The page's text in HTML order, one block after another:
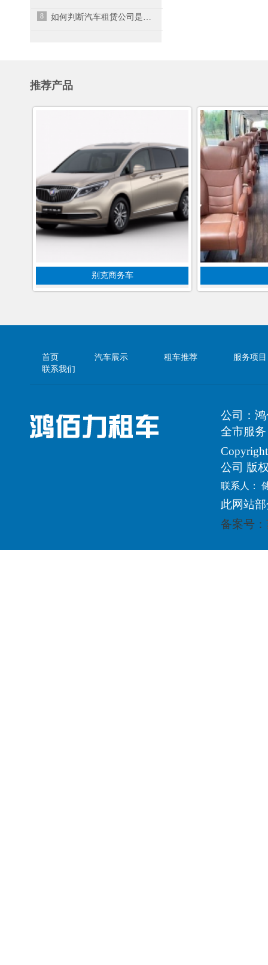
8 如何判断汽车租赁公司是否正规呢？-昆山汽车租赁公司
推荐产品
别克商务车
首页 汽车展示 租车推荐
服务项目
联系我们
公司：
全市服务
公司 版
联系人：
此网站
备案号：